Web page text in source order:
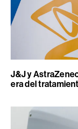
J&J y
era del